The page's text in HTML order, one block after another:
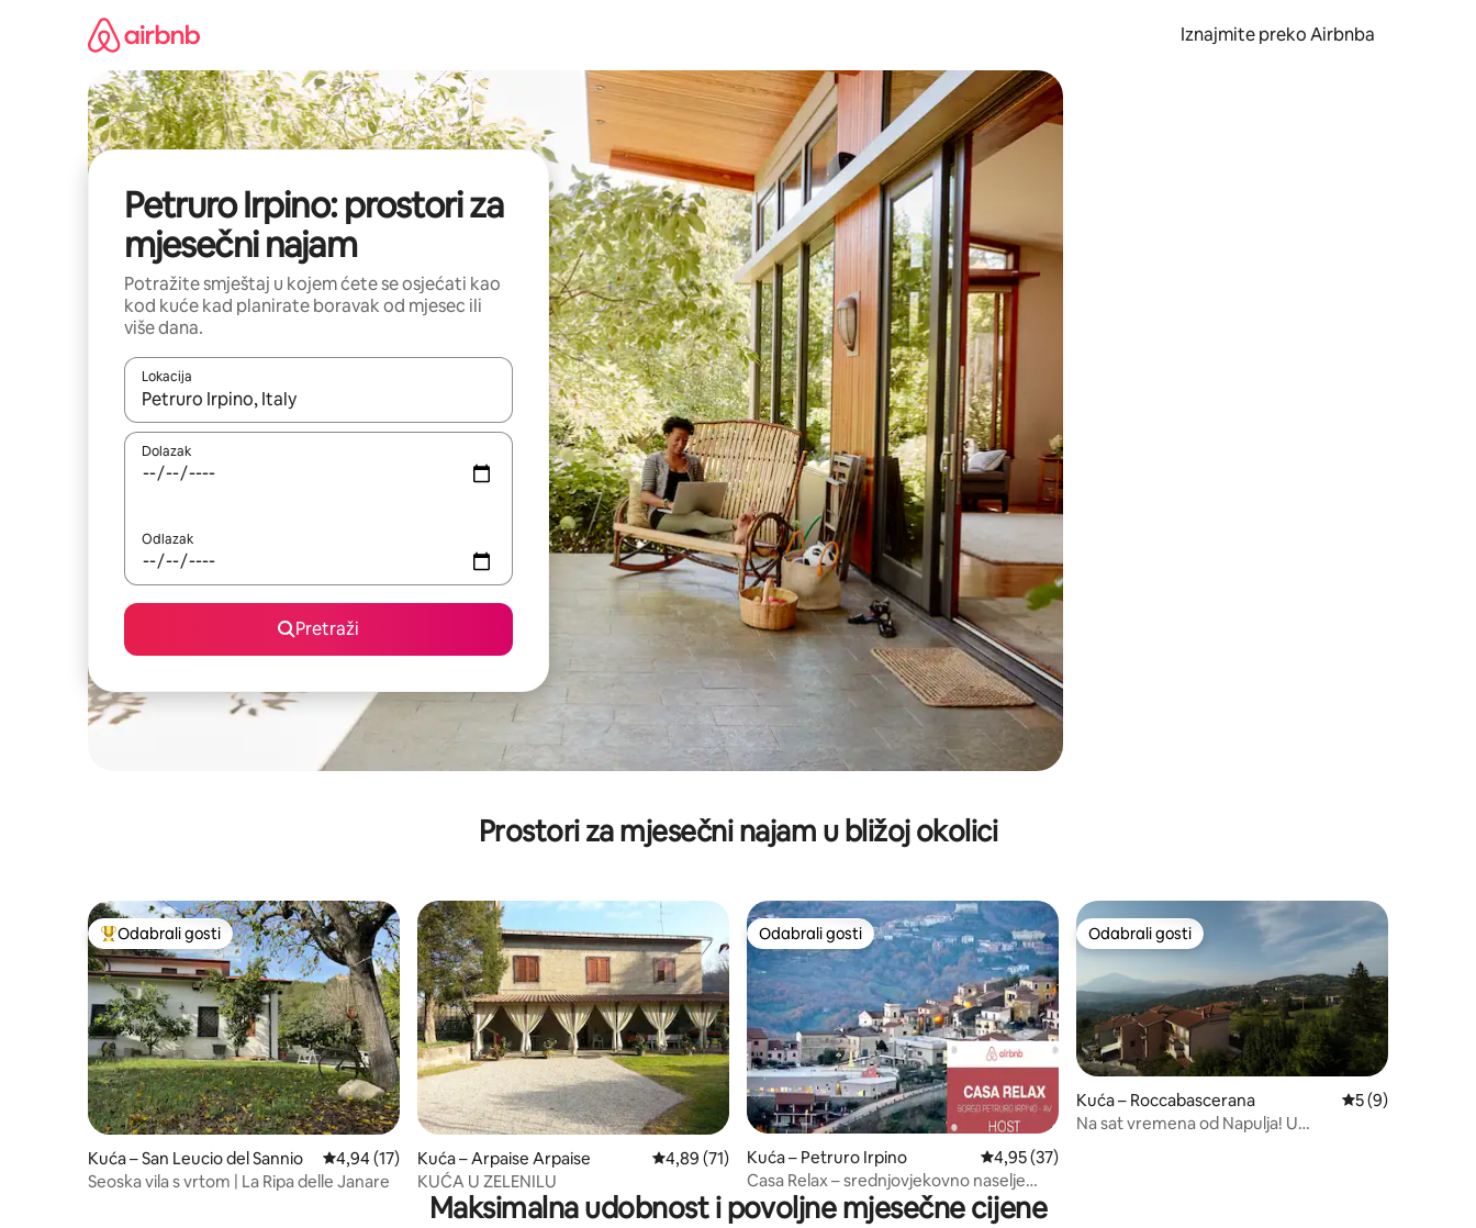
Iznajmite preko Airbnba
Petruro Irpino: prostori za
mjesečni najam
Potražite smještaj u kojem ćete se osjećati kao
kod kuće kad planirate boravak od mjesec ili
više dana.
Lokacija
Kada budu dostupni rezultati, moći ćete ih pregledati koristeći se strelicama prema gore i prema dolje, kao i dodirom ili prelaskom prstom po zaslonu.
Dolazak
Odlazak
Pretraži
Prostori za mjesečni najam u bližoj okolici
Među najviše rangiranima s oznakom „Odabrali gosti”
Odabrali gosti
Kuća – San Leucio del Sannio Prosječna ocjena: 4,94/5, recenzija: 17
4,94 (17)
Seoska vila s vrtom | La Ripa delle Janare
Kuća – Arpaise Arpaise Prosječna ocjena: 4,89/5, recenzija: 71
4,89 (71)
KUĆA U ZELENILU
Odabrali gosti
Odabrali gosti
Kuća – Petruro Irpino Prosječna ocjena: 4,95/5, recenzija: 37
4,95 (37)
Casa Relax – srednjovjekovno naselje
Petruro Irpino (AV)
Odabrali gosti
Odabrali gosti
Kuća – Roccabascerana Prosječna
5 (9)
Na sat vremena od Napulja! U
Maksimalna udobnost i povoljne mjesečne cijene